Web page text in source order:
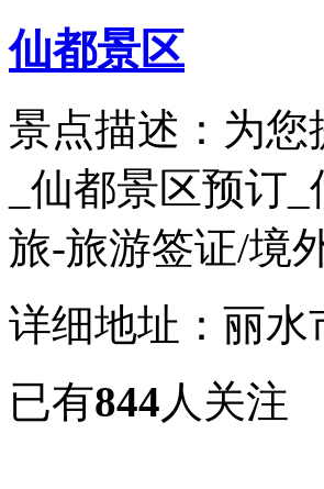
仙都景区
景点描述：为
_仙都景区预订
旅-旅游签证/境
详细地址：丽
已有844人关注